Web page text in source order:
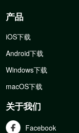
产品
iOS下载
Android下载
Windows下载
macOS下载
关于我们
Facebook